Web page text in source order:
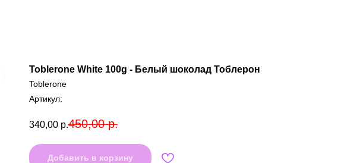
Toblerone White 100g - Белый шоколад Тоблерон
Toblerone
Артикул:
340,00 р.450,00 р.
Добавить в корзину